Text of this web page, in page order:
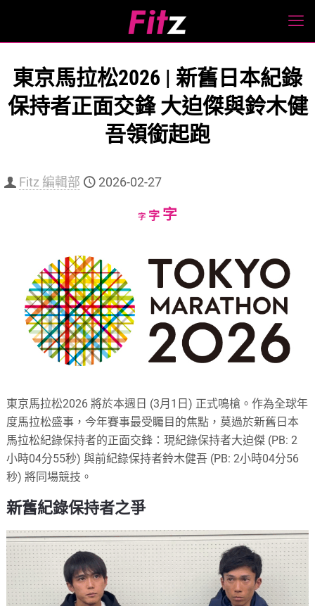
東京馬拉松2026 | 新舊日本紀錄
保持者正面交鋒 大迫傑與鈴木健
吾領銜起跑
Fitz 編輯部 2026-02-27
字Decrease
字Reset
字Increase
東京馬拉松2026 將於本週日 (3月1日) 正式鳴槍。作為全球年
度馬拉松盛事，今年賽事最受矚目的焦點，莫過於新舊日本
馬拉松紀錄保持者的正面交鋒：現紀錄保持者大迫傑 (PB: 2
小時04分55秒) 與前紀錄保持者鈴木健吾 (PB: 2小時04分56
秒) 將同場競技。
新舊紀錄保持者之爭